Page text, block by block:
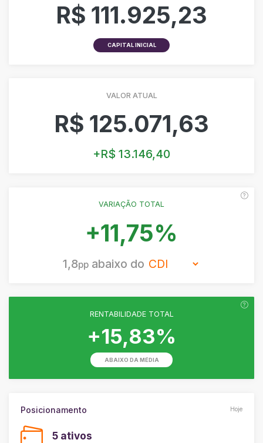
R$ 111.925,23
CAPITAL INICIAL
VALOR ATUAL
R$ 125.071,63
+R$ 13.146,40
VARIAÇÃO TOTAL
+11,75%
1,8ppabaixo do
RENTABILIDADE TOTAL
+15,83%
ABAIXO DA MÉDIA
Hoje
Posicionamento
5 ativos